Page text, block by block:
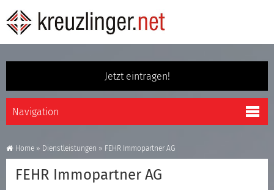
Jetzt eintragen!
Home » Dienstleistungen » FEHR Immopartner AG
FEHR Immopartner AG